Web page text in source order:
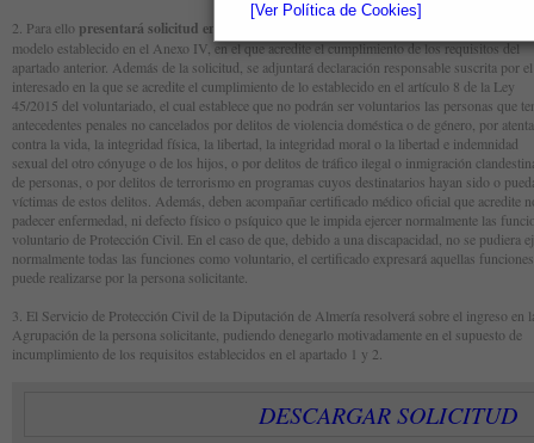
[Ver Política de Cookies]
2. Para ello presentará solicitud en el Registro General de la Diputación de Almería,
modelo establecido en el Anexo IV, en el que acredite el cumplimiento de los requisitos del
apartado anterior. Además de la solicitud, se adjuntará declaración responsable suscrita por
interesado en la que se acredite el cumplimiento de lo establecido en el artículo 8 de la Ley
45/2015 del voluntariado, el cual establece que no podrán ser voluntarios las personas que
antecedentes penales no cancelados por delitos de violencia doméstica o de género, por
contra la vida, la integridad física, la libertad, la integridad moral o la libertad e indemnidad
sexual del otro cónyuge o de los hijos, o por delitos de tráfico ilegal o inmigración
de personas, o por delitos de terrorismo en programas cuyos destinatarios hayan sido o
víctimas de estos delitos. Además, deben acompañar certificado médico oficial que acredite
padecer enfermedad, ni defecto físico o psíquico que le impida ejercer normalmente las
voluntario de Protección Civil. En el caso de que, debido a una discapacidad, no se pudiera
normalmente todas las funciones como voluntario, el certificado expresará aquellas
puede realizarse por la persona solicitante.
3. El Servicio de Protección Civil de la Diputación de Almería resolverá sobre el ingreso en
Agrupación de la persona solicitante, pudiendo denegarlo motivadamente en el supuesto de
incumplimiento de los requisitos establecidos en el apartado 1 y 2.
DESCARGAR SOLICITUD